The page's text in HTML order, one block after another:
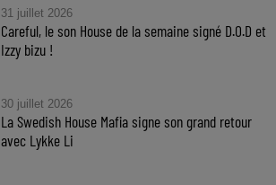
31 juillet 2026
Careful, le son House de la semaine signé D.O.D et
Izzy bizu !
30 juillet 2026
La Swedish House Mafia signe son grand retour
avec Lykke Li